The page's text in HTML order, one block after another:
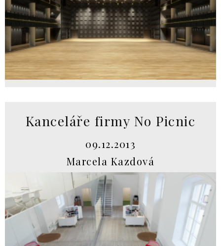
Kanceláře firmy No Picnic
09.12.2013
Marcela Kazdová